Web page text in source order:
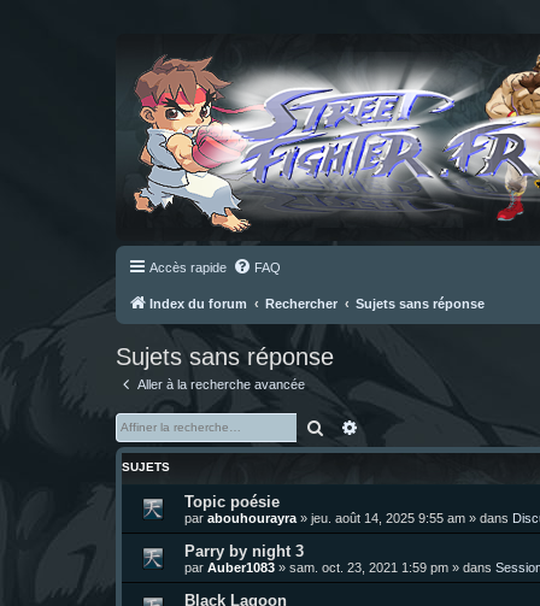
Accès rapide FAQ
Index du forum Rechercher Sujets sans réponse
Sujets sans réponse
Aller à la recherche avancée
Rechercher
Recherche avancée
SUJETS
Topic poésie
par abouhourayra » jeu. août 14, 2025 9:55 am » dans
Parry by night 3
par Auber1083 » sam. oct. 23, 2021 1:59 pm » dans
Black Lagoon